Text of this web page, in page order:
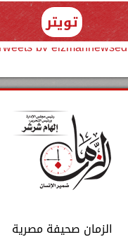
تويتر
by elzmannewseg
الزمان صحيفة مصرية